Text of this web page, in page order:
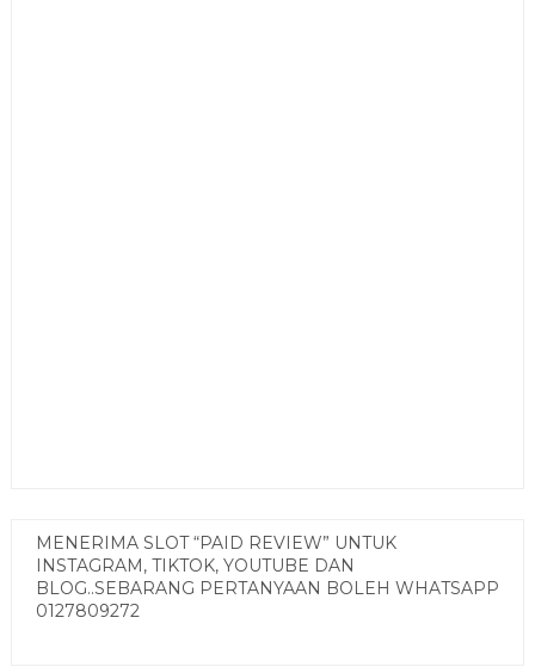
MENERIMA SLOT “PAID REVIEW” UNTUK
INSTAGRAM, TIKTOK, YOUTUBE DAN
BLOG..SEBARANG PERTANYAAN BOLEH WHATSAPP
0127809272